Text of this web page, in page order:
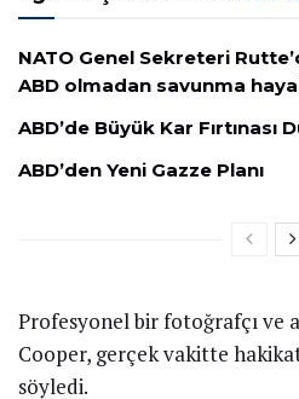
NATO Genel Sekreteri
ABD olmadan savunma
ABD’de Büyük Kar Fırtınası
ABD’den Yeni Gazze Planı
Profesyonel bir fotoğrafçı ve
Cooper, gerçek vakitte
söyledi.